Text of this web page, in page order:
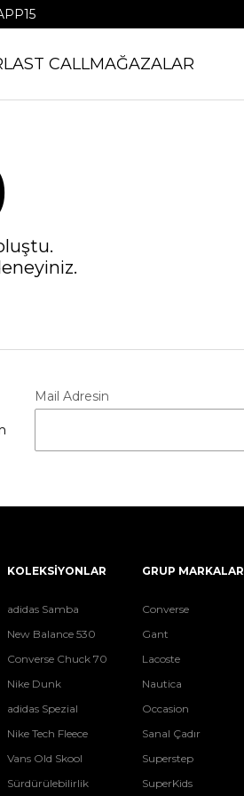
LAST CALLMAĞAZALAR
Mail Adresin
KOLEKSİYONLAR
adidas Samba
New Balance 530
Converse Chuck 70
Nike Dunk
adidas Spezial
Nike Tech Fleece
Vans Old Skool
Sürdürülebilirlik
GRUP MARKALAR
Converse
Gant
Lacoste
Nautica
Occasion
Sanal Çadır
Superstep
SuperKids